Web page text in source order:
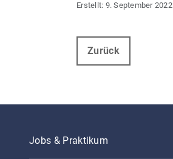
9. September 2022
Zurück
Jobs & Praktikum